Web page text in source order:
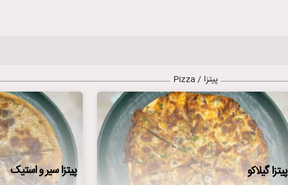
پیتزا / Pizza
پیتزا گیلاکو پیتزا سیر و استیک